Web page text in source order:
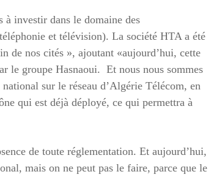
à investir dans le domaine des
et télévision). La société HTA a été
de nos cités », ajoutant «aujourd’hui, cette
le groupe Hasnaoui. Et nous nous sommes
sur le réseau d’Algérie Télécom, en
qui est déjà déployé, ce qui permettra à
de toute réglementation. Et aujourd’hui,
mais on ne peut pas le faire, parce que le